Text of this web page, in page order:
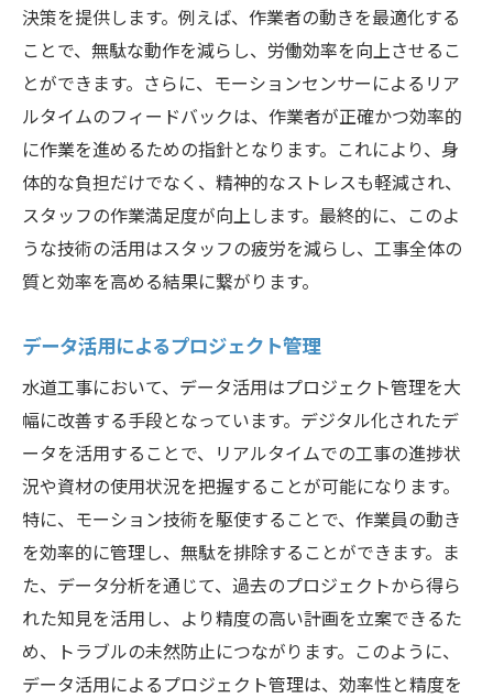
決策を提供します。例えば、作業者の動きを最適化する
ことで、無駄な動作を減らし、労働効率を向上させるこ
とができます。さらに、モーションセンサーによるリア
ルタイムのフィードバックは、作業者が正確かつ効率的
に作業を進めるための指針となります。これにより、身
体的な負担だけでなく、精神的なストレスも軽減され、
スタッフの作業満足度が向上します。最終的に、このよ
うな技術の活用はスタッフの疲労を減らし、工事全体の
質と効率を高める結果に繋がります。
データ活用によるプロジェクト管理
水道工事において、データ活用はプロジェクト管理を大
幅に改善する手段となっています。デジタル化されたデ
ータを活用することで、リアルタイムでの工事の進捗状
況や資材の使用状況を把握することが可能になります。
特に、モーション技術を駆使することで、作業員の動き
を効率的に管理し、無駄を排除することができます。ま
た、データ分析を通じて、過去のプロジェクトから得ら
れた知見を活用し、より精度の高い計画を立案できるた
め、トラブルの未然防止につながります。このように、
データ活用によるプロジェクト管理は、効率性と精度を